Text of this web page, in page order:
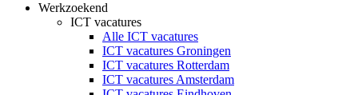
Werkzoekend
ICT vacatures
Alle ICT vacatures
ICT vacatures Groningen
ICT vacatures Rotterdam
ICT vacatures Amsterdam